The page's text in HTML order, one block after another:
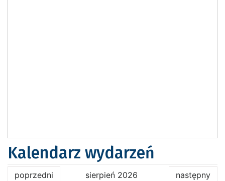
Kalendarz wydarzeń
poprzedni sierpień 2026 następny